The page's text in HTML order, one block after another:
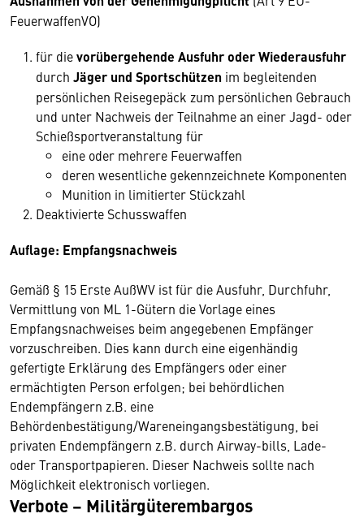
FeuerwaffenVO)
für dievorübergehende Ausfuhr oder Wiederausfuhr
durch Jäger und Sportschützen im begleitenden
persönlichen Reisegepäck zum persönlichen Gebrauch
und unter Nachweis der Teilnahme an einer Jagd- oder
Schießsportveranstaltung für
eine oder mehrere Feuerwaffen
deren wesentliche gekennzeichnete Komponenten
Munition in limitierter Stückzahl
Deaktivierte Schusswaffen
Auflage: Empfangsnachweis
Gemäß § 15 Erste AußWV ist für die Ausfuhr, Durchfuhr,
Vermittlung von ML 1-Gütern die Vorlage eines
Empfangsnachweises beim angegebenen Empfänger
vorzuschreiben. Dies kann durch eine eigenhändig
gefertigte Erklärung des Empfängers oder einer
ermächtigten Person erfolgen; bei behördlichen
Endempfängern z.B. eine
Behördenbestätigung/Wareneingangsbestätigung, bei
privaten Endempfängern z.B. durch Airway-bills, Lade-
oder Transportpapieren. Dieser Nachweis sollte nach
Möglichkeit elektronisch vorliegen.
Verbote – Militärgüterembargos